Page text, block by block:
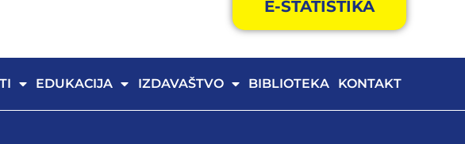
E-STATISTIKA
EDUKACIJA IZDAVAŠTVO BIBLIOTEKA KONTAKT